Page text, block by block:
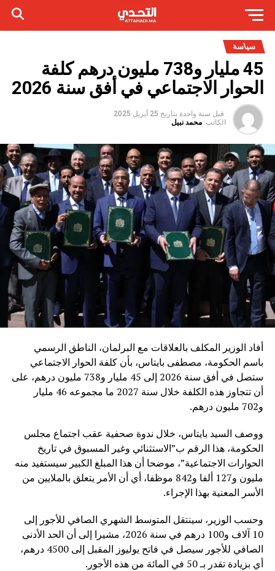
سياسة
45 مليار و738 مليون درهم كلفة
الحوار الاجتماعي في أفق سنة 2026
قبل سنة واحدة بتاريخ 25 أبريل 2025
الكاتب: محمد نبيل
أفاد الوزير المكلف بالعلاقات مع البرلمان، الناطق الرسمي
باسم الحكومة، مصطفى بايتاس، بأن كلفة الحوار الاجتماعي
ستصل في أفق سنة 2026 إلى 45 مليار و738 مليون درهم، على
أن تتجاوز هذه الكلفة خلال سنة 2027 ما مجموعه 46 مليار
و702 مليون درهم.
ووصف السيد بايتاس، خلال ندوة صحفية عقب اجتماع مجلس
الحكومة، هذا الرقم ب”الاستثنائي وغير المسبوق في تاريخ
الحوارات الاجتماعية”، موضحا أن هذا المبلغ الكبير سيستفيد منه
مليون و127 ألفا و842 موظفا، أي أن الأمر يتعلق بالملايين من
الأسر المعنية بهذا الإجراء.
وحسب الوزير، سينتقل المتوسط الشهري الصافي للأجور إلى
10 آلاف و100 درهم في سنة 2026، مشيرا إلى أن الحد الأدنى
الصافي للأجور سيصل في فاتح يوليوز المقبل إلى 4500 درهم،
أي بزيادة تقدر بـ 50 في المائة من هذه الأجور.